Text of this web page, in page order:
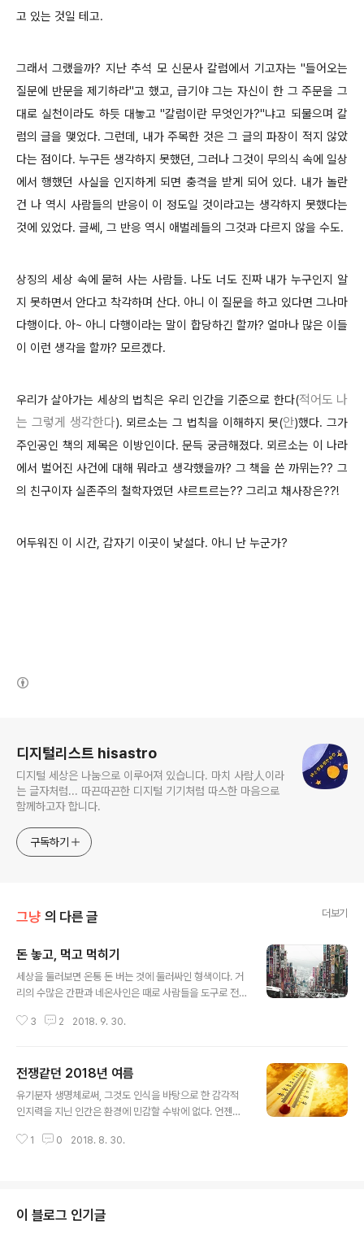
고 있는 것일 테고.
그래서 그랬을까? 지난 추석 모 신문사 칼럼에서 기고자는 "들어오는
질문에 반문을 제기하라"고 했고, 급기야 그는 자신이 한 그 주문을 그
대로 실천이라도 하듯 대놓고 "칼럼이란 무엇인가?"냐고 되물으며 칼
럼의 글을 맺었다. 그런데, 내가 주목한 것은 그 글의 파장이 적지 않았
다는 점이다. 누구든 생각하지 못했던, 그러나 그것이 무의식 속에 일상
에서 행했던 사실을 인지하게 되면 충격을 받게 되어 있다. 내가 놀란
건 나 역시 사람들의 반응이 이 정도일 것이라고는 생각하지 못했다는
것에 있었다. 글쎄, 그 반응 역시 애벌레들의 그것과 다르지 않을 수도.
상징의 세상 속에 묻혀 사는 사람들. 나도 너도 진짜 내가 누구인지 알
지 못하면서 안다고 착각하며 산다. 아니 이 질문을 하고 있다면 그나마
다행이다. 아~ 아니 다행이라는 말이 합당하긴 할까? 얼마나 많은 이들
이 이런 생각을 할까? 모르겠다.
우리가 살아가는 세상의 법칙은 우리 인간을 기준으로 한다(적어도 나
는 그렇게 생각한다). 뫼르소는 그 법칙을 이해하지 못(안)했다. 그가
주인공인 책의 제목은 이방인이다. 문득 궁금해졌다. 뫼르소는 이 나라
에서 벌어진 사건에 대해 뭐라고 생각했을까? 그 책을 쓴 까뮈는?? 그
의 친구이자 실존주의 철학자였던 샤르트르는?? 그리고 채사장은??!
어두워진 이 시간, 갑자기 이곳이 낯설다. 아니 난 누군가?
디지털리스트 hisastro
디지털 세상은 나눔으로 이루어져 있습니다. 마치 사람人이라
는 글자처럼... 따끈따끈한 디지털 기기처럼 따스한 마음으로
함께하고자 합니다.
구독하기
그냥 의 다른 글 더보기
돈 놓고, 먹고 먹히기
세상을 둘러보면 온통 돈 버는 것에 둘러싸인 형색이다. 거
리의 수많은 간판과 네온사인은 때로 사람들을 도구로 전
이만 있을 뿐 그건 온라인이라고 다르지 않다. 걸려오는 전
주의 세상에서 가장 재밌는 놀이는 돈놀이라고 하고, 그것
을 증명하듯 영어에서 이를 지칭하는 말은 Interest다. 언
젠가(그래도 지금보다는 그 정도가 덜하던 때로 기억되긴
신회사에서는 좋은 캠페인을 전개하는 양 부모님께 자주
3 2 2018. 9. 30.
전쟁같던 2018년 여름
유기분자 생명체로써, 그것도 인식을 바탕으로 한 감각적
인지력을 지닌 인간은 환경에 민감할 수밖에 없다. 언젠가
있었다. 당시 새벽 온도가 섭씨 28도를 넘어선다는 기내
도가 32도를 넘나들었으니. 이래야 헬조센 다운 건가? 정
말 전쟁 같은 여름이었다. 이 세상이 사람 살라고 만들어진
1 0 2018. 8. 30.
이 블로그 인기글